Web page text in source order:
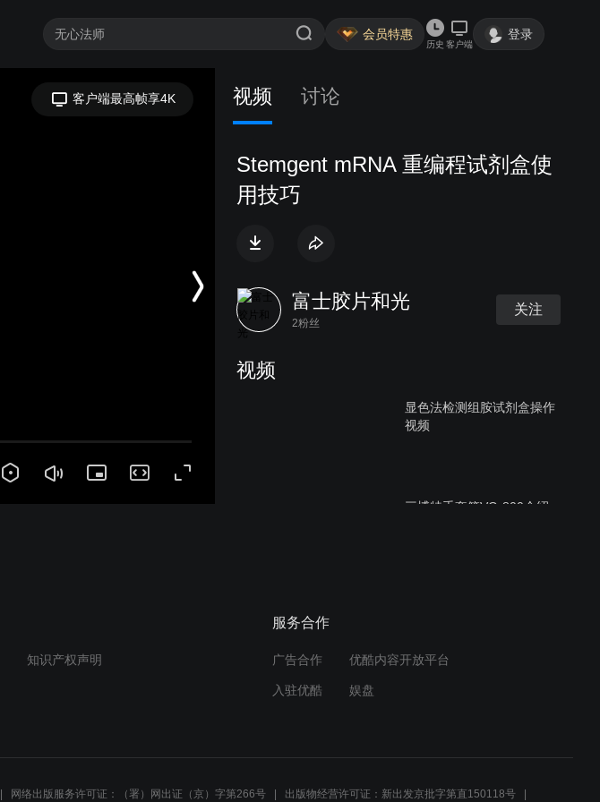
会员特惠
历史 客户端
登录
客户端最高帧享4K 视频 讨论
Stemgent mRNA 重编程试剂盒使
用技巧
富士胶片和光
2粉丝
关注
视频
显色法检测组胺试剂盒操作
视频
三博特手套箱VG-800介绍
知识产权声明
服务合作
广告合作 优酷内容开放平台
入驻优酷 娱盘
网络出版服务许可证：（署）网出证（京）字第266号 出版物经营许可证：新出发京批字第直150118号